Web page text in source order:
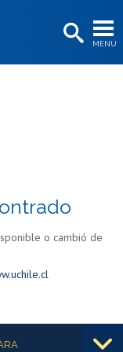
MENÚ
o cambió de